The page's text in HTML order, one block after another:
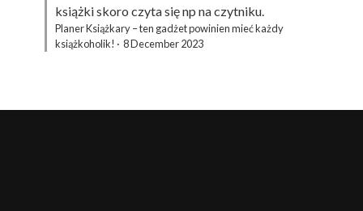
książki skoro czyta się np na czytniku.
Planer Książkary – ten gadżet powinien mieć każdy
książkoholik! · 8 December 2023